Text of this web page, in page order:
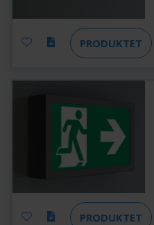
PRODUKTET
PRODUKTET